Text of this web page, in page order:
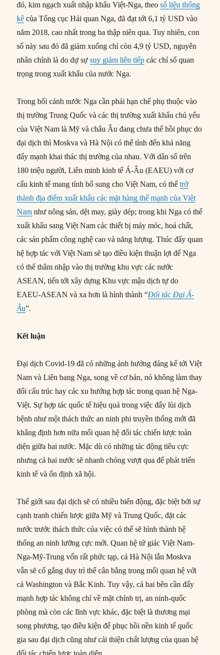
đó, kim ngạch xuất nhập khẩu Việt-Nga, theosố liệu thống
kê của Tổng cục Hải quan Nga, đã đạt tới 6,1 tỷ USD vào
năm 2018, cao nhất trong ba thập niên qua. Tuy nhiên, con
số này sau đó đã giảm xuống chỉ còn 4,9 tỷ USD, nguyên
nhân chính là do dự sựsuy giảm liên tiếp các chỉ số quan
trọng trong xuất khẩu của nước Nga.
Trong bối cảnh nước Nga cần phải hạn chế phụ thuộc vào
thị trường Trung Quốc và các thị trường xuất khẩu chủ yếu
của Việt Nam là Mỹ và châu Âu đang chưa thể hồi phục do
đại dịch thì Moskva và Hà Nội có thể tính đến khả năng
đẩy mạnh khai thác thị trường của nhau. Với dân số trên
180 triệu người, Liên minh kinh tế Á-Âu (EAEU) với cơ
cấu kinh tế mang tính bổ sung cho Việt Nam, có thểtrở
thành địa điểm xuất khẩu các mặt hàng thế mạnh của Việt
Nam như nông sản, dệt may, giày dép; trong khi Nga có thể
xuất khẩu sang Việt Nam các thiết bị máy móc, hoá chất,
các sản phẩm công nghệ cao và năng lượng. Thúc đẩy quan
hệ hợp tác với Việt Nam sẽ tạo điều kiện thuận lợi để Nga
có thể thâm nhập vào thị trường khu vực các nước
ASEAN, tiến tới xây dựng Khu vực mậu dịch tự do
EAEU-ASEAN và xa hơn là hình thành “Đối tác Đại Á-
Âu”.
Kết luận
Đại dịch Covid-19 đã có những ảnh hưởng đáng kể tới Việt
Nam và Liên bang Nga, song về cơ bản, nó không làm thay
đổi cấu trúc hay các xu hướng hợp tác trong quan hệ Nga-
Việt. Sự hợp tác quốc tế hiệu quả trong việc đẩy lùi dịch
bệnh như một thách thức an ninh phi truyền thống mới đã
khẳng định hơn nữa mối quan hệ đối tác chiến lược toàn
diện giữa hai nước. Mặc dù có những tác động tiêu cực
nhưng cả hai nước sẽ nhanh chóng vượt qua để phát triển
kinh tế và ổn định xã hội.
Thế giới sau đại dịch sẽ có nhiều biến động, đặc biệt bởi sự
cạnh tranh chiến lược giữa Mỹ và Trung Quốc, đặt các
nước trước thách thức của việc có thể sẽ hình thành hệ
thống an ninh lưỡng cực mới. Quan hệ tứ giác Việt Nam-
Nga-Mỹ-Trung vốn rất phức tạp, cả Hà Nội lẫn Moskva
vẫn sẽ cố gắng duy trì thế cân bằng trong mối quan hệ với
cả Washington và Bắc Kinh. Tuy vậy, cả hai bên cần đẩy
mạnh hợp tác không chỉ về mặt chính trị, an ninh-quốc
phòng mà còn các lĩnh vực khác, đặc biệt là thương mại
song phương, tạo điều kiện để phục hồi nền kinh tế quốc
gia sau đại dịch cũng như cải thiện chất lượng của quan hệ